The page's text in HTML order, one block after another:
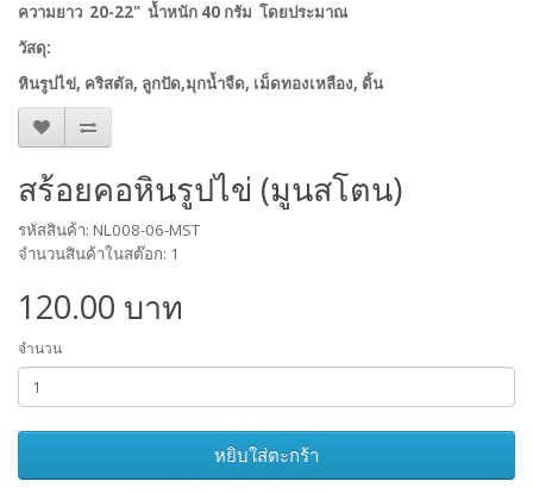
ความยาว 20-22" น้ำหนัก 40 กรัม โดยประมาณ
วัสดุ:
หินรูปไข่, คริสตัล, ลูกปัด,มุกน้ำจืด, เม็ดทองเหลือง, ดิ้น
สร้อยคอหินรูปไข่ (มูนสโตน)
รหัสสินค้า: NL008-06-MST
จำนวนสินค้าในสต๊อก: 1
120.00 บาท
จำนวน
หยิบใส่ตะกร้า